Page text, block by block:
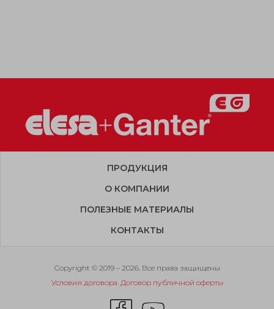
ПРОДУКЦИЯ
О КОМПАНИИ
ПОЛЕЗНЫЕ МАТЕРИАЛЫ
КОНТАКТЫ
Copyright © 2019 – 2026. Все права защищены
Условия договора. Договор публичной оферты